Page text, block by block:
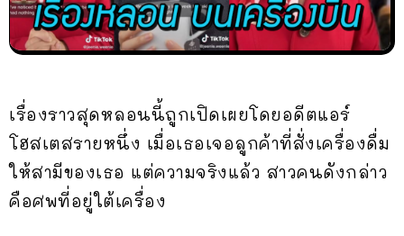
เรื่องราวสุดหลอนนี้ถูกเปิดเผยโดยอดีตแอร์
โฮสเตสรายหนึ่ง เมื่อเธอเจอลูกค้าที่สั่งเครื่องดื่ม
ให้สามีของเธอ แต่ความจริงแล้ว สาวคนดังกล่าว
คือศพที่อยู่ใต้เครื่อง